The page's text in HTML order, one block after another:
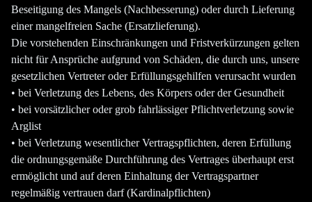
Beseitigung des Mangels (Nachbesserung) oder durch Lieferung
einer mangelfreien Sache (Ersatzlieferung).
Die vorstehenden Einschränkungen und Fristverkürzungen gelten
nicht für Ansprüche aufgrund von Schäden, die durch uns, unsere
gesetzlichen Vertreter oder Erfüllungsgehilfen verursacht wurden
• bei Verletzung des Lebens, des Körpers oder der Gesundheit
• bei vorsätzlicher oder grob fahrlässiger Pflichtverletzung sowie
Arglist
• bei Verletzung wesentlicher Vertragspflichten, deren Erfüllung
die ordnungsgemäße Durchführung des Vertrages überhaupt erst
ermöglicht und auf deren Einhaltung der Vertragspartner
regelmäßig vertrauen darf (Kardinalpflichten)